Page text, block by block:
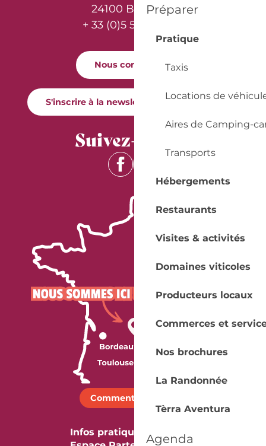
Préparer
Pratique
Taxis
Locations de
Aires de Camping-
Transports
Hébergements
Restaurants
Visites & activités
Domaines viticoles
Producteurs locaux
Commerces et
Nos brochures
La Randonnée
Tèrra Aventura
Agenda
24100 Bergerac
+ 33 (0)5 53 57 03 11
Nous contacter
S'inscrire à la newsletter Quai Cyrano
Suivez-nous !
Comment venir ?
Infos pratiques